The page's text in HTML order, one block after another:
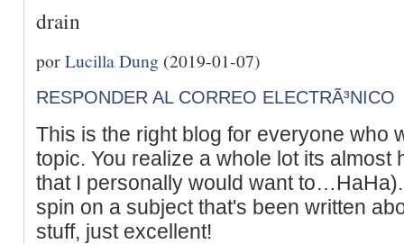
drain
porLucilla Dung (2019-01-07)
RESPONDER AL CORREO ELECTRÃ³NICO
This is the right blog for everyone who
topic. You realize a whole lot its almost
that I personally would want
spin on a subject that's been written
stuff, just excellent!